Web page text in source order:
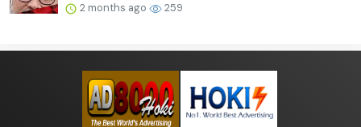
2 months ago 259